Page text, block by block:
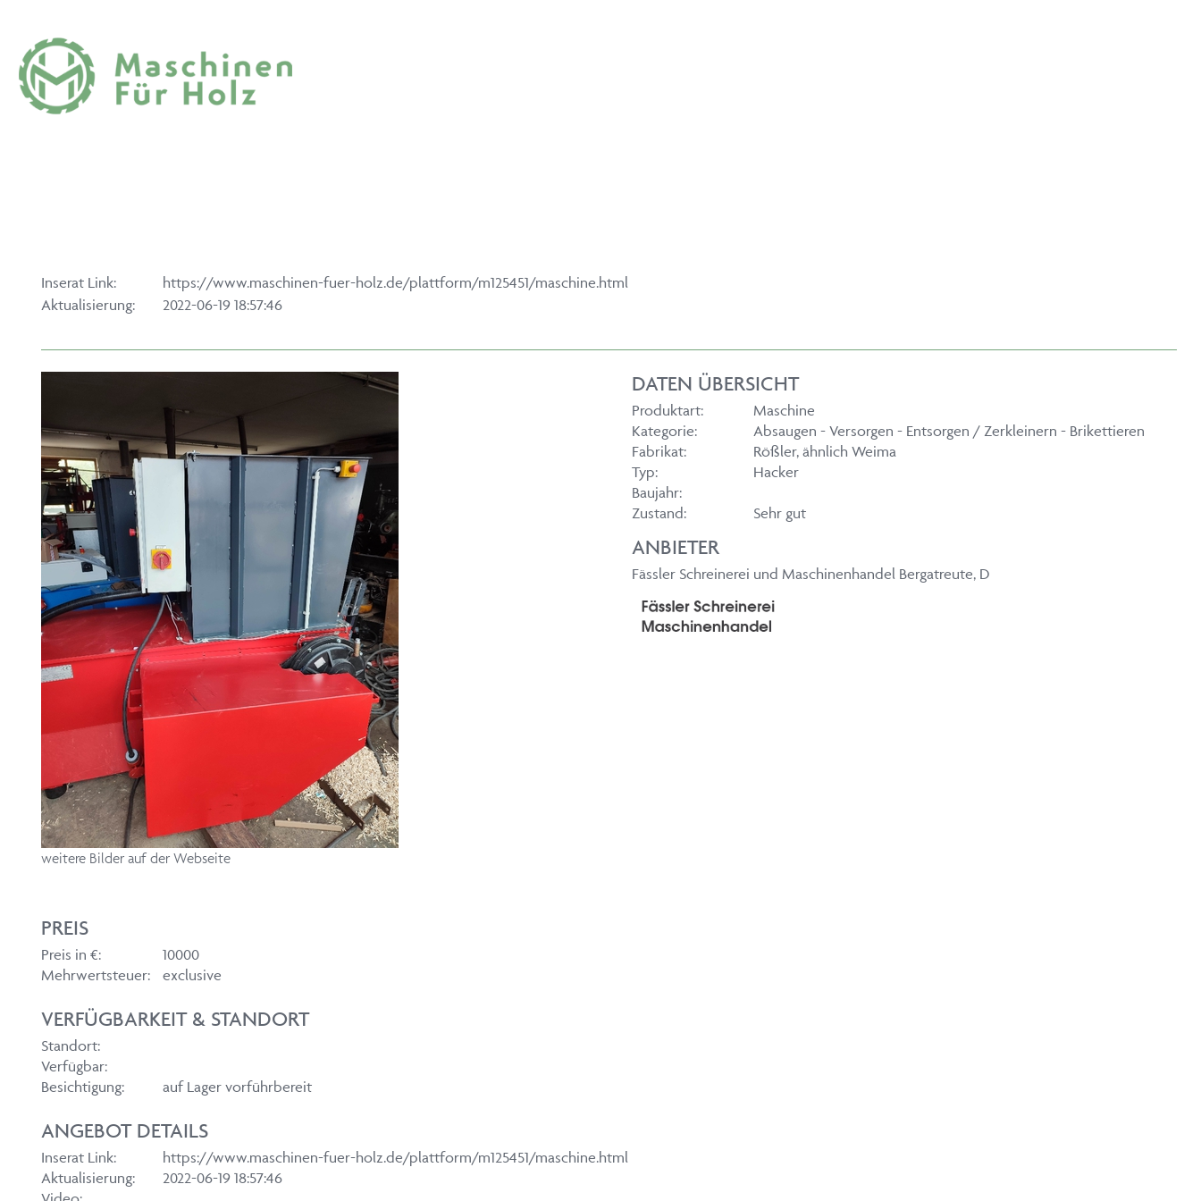
Inserat Link:
https://www.maschinen-fuer-holz.de/plattform/m125451/maschine.html
Aktualisierung:
2022-06-19 18:57:46
weitere Bilder auf der Webseite
DATEN ÜBERSICHT
Produktart:
Maschine
Kategorie:
Absaugen - Versorgen - Entsorgen / Zerkleinern - Brikettieren
Fabrikat:
Rößler, ähnlich Weima
Typ:
Hacker
Baujahr:
Zustand:
Sehr gut
ANBIETER
Fässler Schreinerei und Maschinenhandel Bergatreute, D
PREIS
Preis in €:
10000
Mehrwertsteuer:
exclusive
VERFÜGBARKEIT & STANDORT
Standort:
Verfügbar:
Besichtigung:
auf Lager vorführbereit
ANGEBOT DETAILS
Inserat Link:
https://www.maschinen-fuer-holz.de/plattform/m125451/maschine.html
Aktualisierung:
2022-06-19 18:57:46